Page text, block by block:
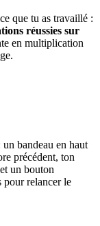
que tu as travaillé :
réussies sur
en multiplication
bandeau en haut
précédent, ton
un bouton
pour relancer le